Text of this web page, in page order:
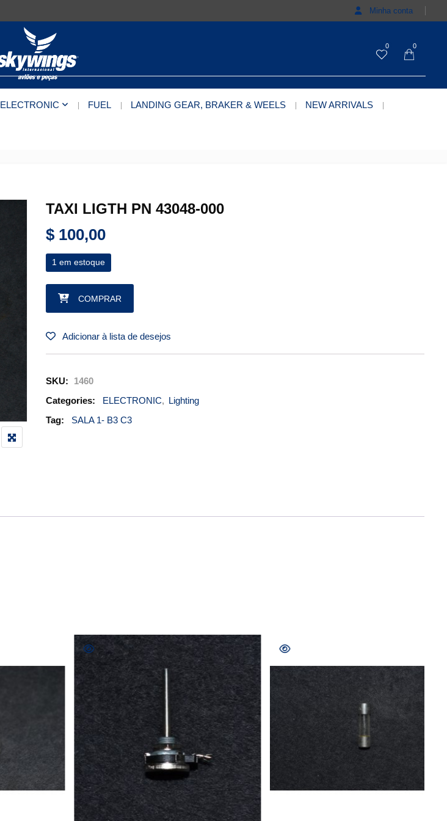
Minha conta
0 0
ELECTRONIC FUEL LANDING GEAR, BRAKER & WEELS NEW ARRIVALS
TAXI LIGTH PN 43048-000
$ 100,00
1 em estoque
TAXI LIGTH PN 43048-000 quantidade
COMPRAR
Adicionar à lista de desejos
SKU:
1460
Categories:
ELECTRONIC, Lighting
Tag:
SALA 1- B3 C3
COMPRAR